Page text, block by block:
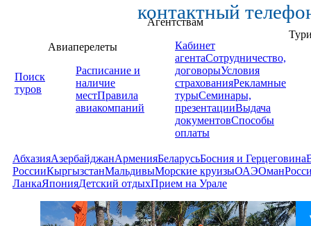
контактный
Поиск
туров
Авиаперелеты
Расписание и
наличие
местПравила
авиакомпаний
Агентствам
Кабинет
агентаСотрудничество,
договорыУсловия
страхованияРекламные
турыСеминары,
презентацииВыдача
документовСпособы
оплаты
АбхазияАзербайджанАрменияБеларусьБосния и Герцеговина
РоссииКыргызстанМальдивыМорские круизыОАЭОман
ЛанкаЯпонияДетский отдыхПрием на Урале